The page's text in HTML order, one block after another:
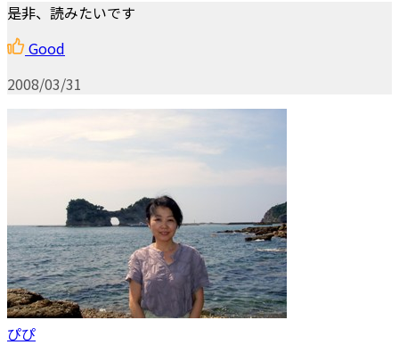
是非、読みたいです
Good
2008/03/31
ぴぴ